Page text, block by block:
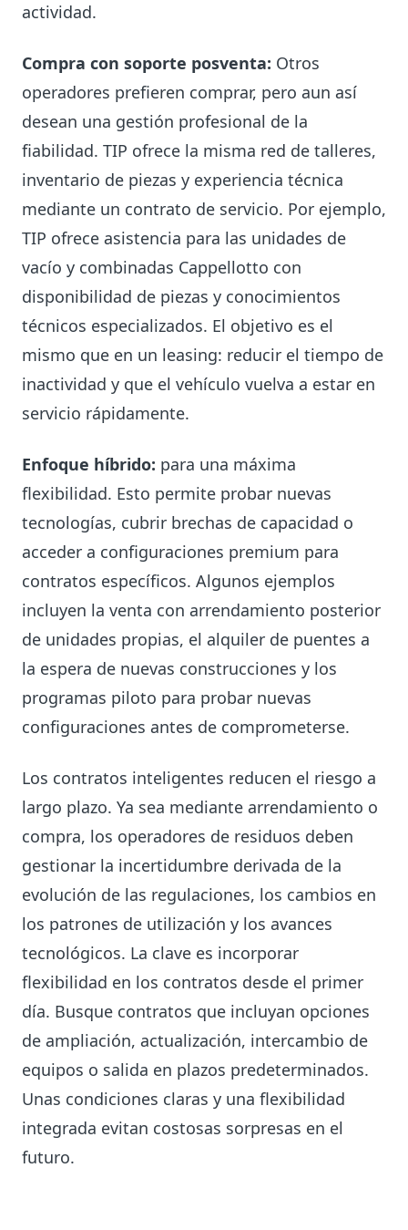
actividad.
Compra con soporte posventa: Otros
operadores prefieren comprar, pero aun así
desean una gestión profesional de la
fiabilidad. TIP ofrece la misma red de talleres,
inventario de piezas y experiencia técnica
mediante un contrato de servicio. Por ejemplo,
TIP ofrece asistencia para las unidades de
vacío y combinadas Cappellotto con
disponibilidad de piezas y conocimientos
técnicos especializados. El objetivo es el
mismo que en un leasing: reducir el tiempo de
inactividad y que el vehículo vuelva a estar en
servicio rápidamente.
Enfoque híbrido: para una máxima
flexibilidad. Esto permite probar nuevas
tecnologías, cubrir brechas de capacidad o
acceder a configuraciones premium para
contratos específicos. Algunos ejemplos
incluyen la venta con arrendamiento posterior
de unidades propias, el alquiler de puentes a
la espera de nuevas construcciones y los
programas piloto para probar nuevas
configuraciones antes de comprometerse.
Los contratos inteligentes reducen el riesgo a
largo plazo. Ya sea mediante arrendamiento o
compra, los operadores de residuos deben
gestionar la incertidumbre derivada de la
evolución de las regulaciones, los cambios en
los patrones de utilización y los avances
tecnológicos. La clave es incorporar
flexibilidad en los contratos desde el primer
día. Busque contratos que incluyan opciones
de ampliación, actualización, intercambio de
equipos o salida en plazos predeterminados.
Unas condiciones claras y una flexibilidad
integrada evitan costosas sorpresas en el
futuro.